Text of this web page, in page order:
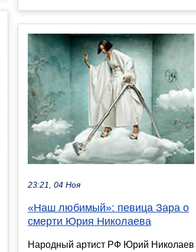
23:21, 04 Ноя
«Наш любимый»: певица Зара о
смерти Юрия Николаева
Народный артист РФ Юрий Николаев